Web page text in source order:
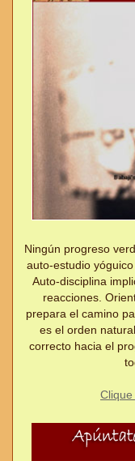
Ningún progreso
auto-estudio
Auto-disciplina
reacciones.
prepara el camino
es el orden
correcto hacia el